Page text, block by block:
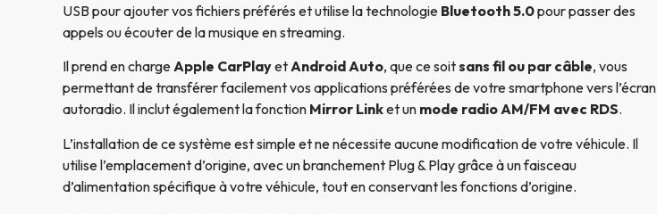
USB pour ajouter vos fichiers préférés et utilise la technologie Bluetooth 5.0pour passer des
appels ou écouter de la musique en streaming.
Il prend en chargeApple CarPlayetAndroid Auto, que ce soitsans fil ou par câble, vous
permettant de transférer facilement vos applications préférées de votre smartphone vers l’écran
autoradio. Il inclut également la fonction Mirror Linket un mode radio AM/FM avec RDS.
L’installation de ce système est simple et ne nécessite aucune modification de votre véhicule. Il
utilise l’emplacement d’origine, avec un branchement Plug & Play grâce à un faisceau
d’alimentation spécifique à votre véhicule, tout en conservant les fonctions d’origine.